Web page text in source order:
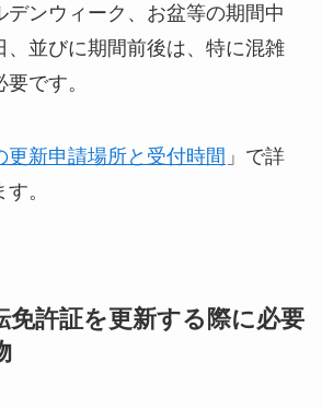
デンウィーク、お盆等の期間中
、並びに期間前後は、特に混雑
です。
更新申請場所と受付時間 」で詳
。
免許証を更新する際に必要